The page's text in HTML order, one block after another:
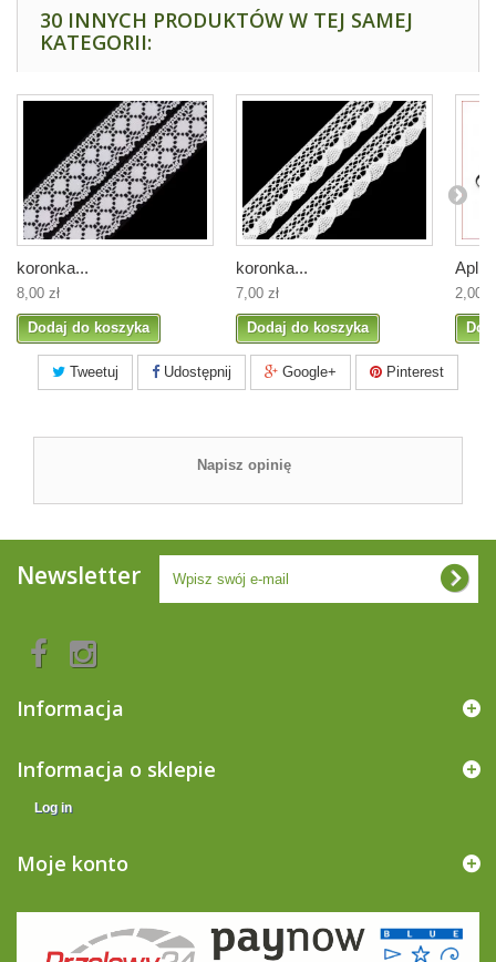
30 INNYCH PRODUKTÓW W TEJ SAMEJ
KATEGORII:
koronka...
8,00 zł
Dodaj do koszyka
koronka...
7,00 zł
Dodaj do koszyka
2,00
Tweetuj Udostępnij Google+ Pinterest
Napisz opinię
Newsletter
Informacja
Informacja o sklepie
Log in
Moje konto